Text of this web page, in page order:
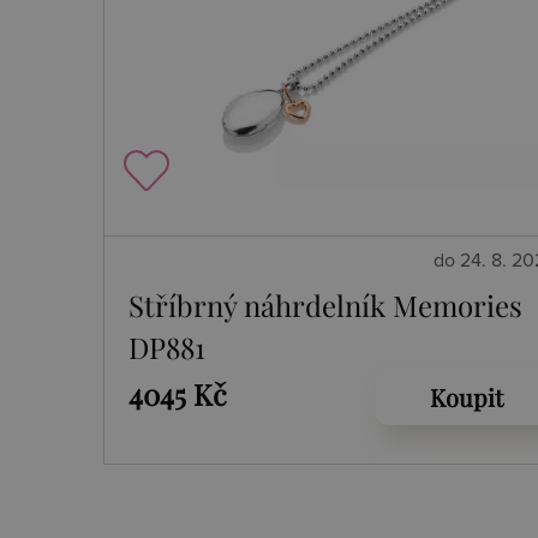
do 24. 8.
Stříbrný náhrdelník Memories
DP881
4045 Kč
Koupit